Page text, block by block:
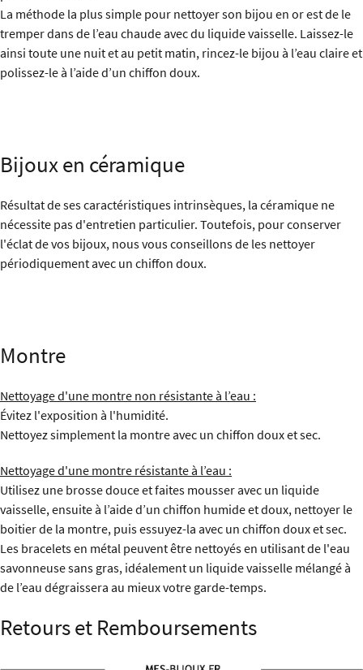
La méthode la plus simple pour nettoyer son bijou en or est de le
tremper dans de l’eau chaude avec du liquide vaisselle. Laissez-le
ainsi toute une nuit et au petit matin, rincez-le bijou à l’eau claire et
polissez-le à l’aide d’un chiffon doux.
Bijoux en céramique
Résultat de ses caractéristiques intrinsèques, la céramique ne
nécessite pas d'entretien particulier. Toutefois, pour conserver
l'éclat de vos bijoux, nous vous conseillons de les nettoyer
périodiquement avec un chiffon doux.
Montre
Nettoyage d'une montre non résistante à l’eau :
Évitez l'exposition à l'humidité.
Nettoyez simplement la montre avec un chiffon doux et sec.
Nettoyage d'une montre résistante à l’eau :
Utilisez une brosse douce et faites mousser avec un liquide
vaisselle, ensuite à l’aide d’un chiffon humide et doux, nettoyer le
boitier de la montre, puis essuyez-la avec un chiffon doux et sec.
Les bracelets en métal peuvent être nettoyés en utilisant de l'eau
savonneuse sans gras, idéalement un liquide vaisselle mélangé à
de l’eau dégraissera au mieux votre garde-temps.
Retours et Remboursements